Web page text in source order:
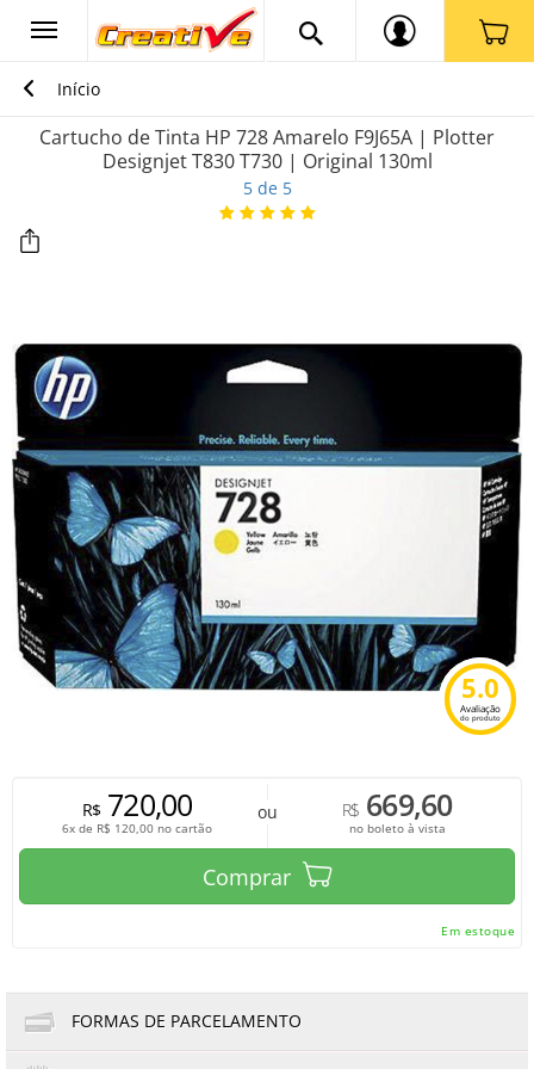
Início
Cartucho de Tinta HP 728 Amarelo F9J65A | Plotter
Designjet T830 T730 | Original 130ml
5 de 5
5.0
Avaliação
do produto
R$720,00
6x de R$ 120,00 no cartão
ou R$ 669,60
no boleto à vista
Comprar
Em estoque
FORMAS DE PARCELAMENTO